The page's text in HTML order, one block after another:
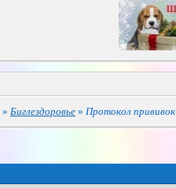
» Биглездоровье » Протокол прививок